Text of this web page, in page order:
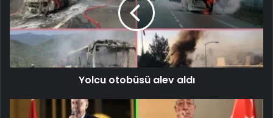
Yolcu otobüsü alev aldı